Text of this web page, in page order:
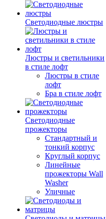
Светодиодные люстры
Люстры и светильники
в стиле лофт
Люстры в стиле
лофт
Бра в стиле лофт
Светодиодные
прожекторы
Стандартный и
тонкий корпус
Круглый корпус
Линейные
прожекторы Wall
Washer
Уличные